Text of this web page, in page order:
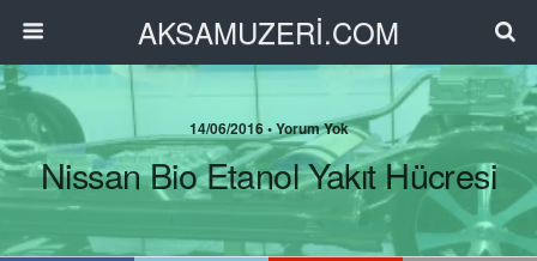
AKSAMUZERİ.COM
14/06/2016 • Yorum Yok
Nissan Bio Etanol Yakıt Hücresi